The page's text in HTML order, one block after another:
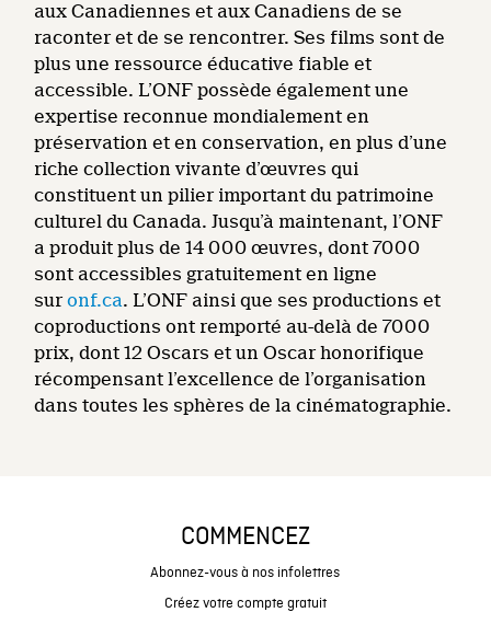
aux Canadiennes et aux Canadiens de se
raconter et de se rencontrer. Ses films sont de
plus une ressource éducative fiable et
accessible. L’ONF possède également une
expertise reconnue mondialement en
préservation et en conservation, en plus d’une
riche collection vivante d’œuvres qui
constituent un pilier important du patrimoine
culturel du Canada. Jusqu’à maintenant, l’ONF
a produit plus de 14 000 œuvres, dont 7000
sont accessibles gratuitement en ligne
suronf.ca. L’ONF ainsi que ses productions et
coproductions ont remporté au-delà de 7000
prix, dont 12 Oscars et un Oscar honorifique
récompensant l’excellence de l’organisation
dans toutes les sphères de la cinématographie.
COMMENCEZ
Abonnez-vous à nos infolettres
Créez votre compte gratuit